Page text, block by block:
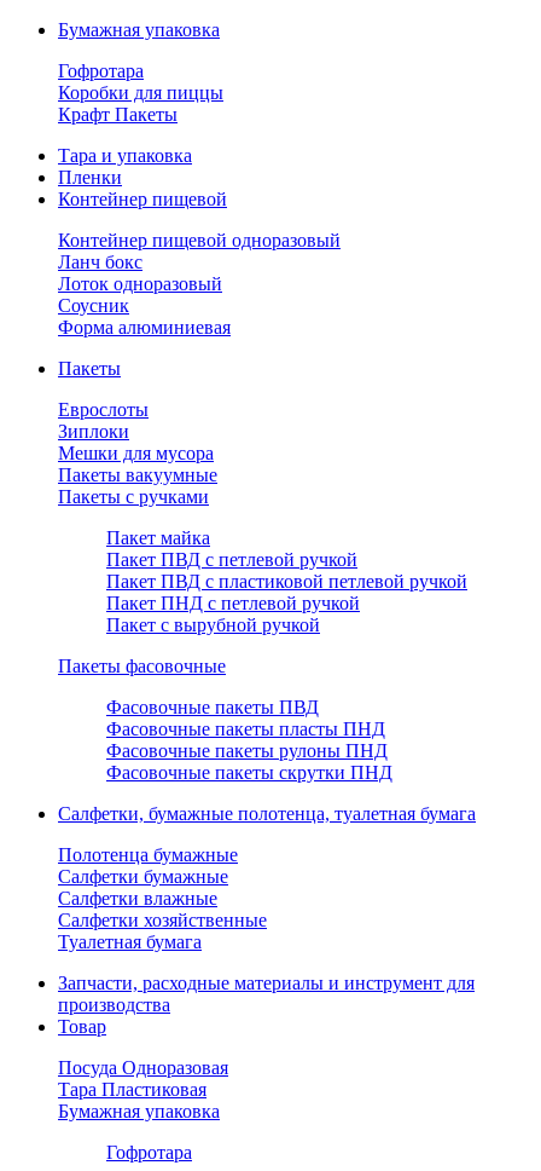
Бумажная упаковка
Гофротара
Коробки для пиццы
Крафт Пакеты
Тара и упаковка
Пленки
Контейнер пищевой
Контейнер пищевой одноразовый
Ланч бокс
Лоток одноразовый
Соусник
Форма алюминиевая
Пакеты
Еврослоты
Зиплоки
Мешки для мусора
Пакеты вакуумные
Пакеты с ручками
Пакет майка
Пакет ПВД с петлевой ручкой
Пакет ПВД с пластиковой петлевой ручкой
Пакет ПНД с петлевой ручкой
Пакет с вырубной ручкой
Пакеты фасовочные
Фасовочные пакеты ПВД
Фасовочные пакеты пласты ПНД
Фасовочные пакеты рулоны ПНД
Фасовочные пакеты скрутки ПНД
Салфетки, бумажные полотенца, туалетная бумага
Полотенца бумажные
Салфетки бумажные
Салфетки влажные
Салфетки хозяйственные
Туалетная бумага
Запчасти, расходные материалы и инструмент для
производства
Товар
Посуда Одноразовая
Тара Пластиковая
Бумажная упаковка
Гофротара